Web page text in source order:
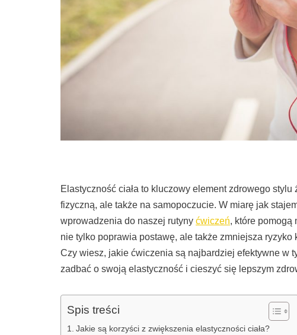
Elastyczność ciała to kluczowy element zdrowego
fizyczną, ale także na samopoczucie. W miarę jak
wprowadzenia do naszej rutyny ćwiczeń, które pomogą
nie tylko poprawia postawę, ale także zmniejsza
Czy wiesz, jakie ćwiczenia są najbardziej efektywne w
zadbać o swoją elastyczność i cieszyć się lepszym
Spis treści
Jakie są korzyści z zwiększenia elastyczności ciała?